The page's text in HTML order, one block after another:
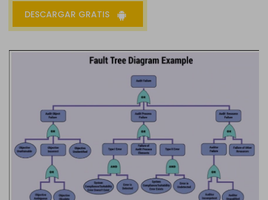
DESCARGAR GRATIS